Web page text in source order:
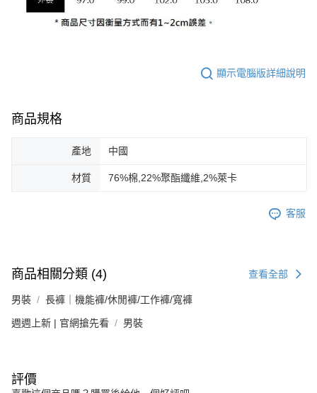
顯示電腦版詳細說明
商品規格
產地 中國
材質 76%棉,22%聚酯纖維,2%萊卡
客服
商品相關分類 (4) 查看全部
男裝 長褲｜機能褲/休閒褲/工作褲/寬褲
週週上新 | 官網搶先看 男裝
評價